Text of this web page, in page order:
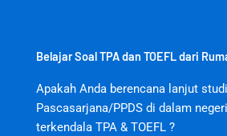
Belajar Soal TPA dan TOEFL dari
Apakah Anda berencana lanjut
Pascasarjana/PPDS di dalam
terkendala TPA & TOEFL ?